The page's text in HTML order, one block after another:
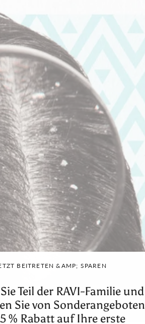
BEITRETEN &AMP; SPAREN
Teil der RAVI-Familie und
Sie von Sonderangeboten
% Rabatt auf Ihre erste